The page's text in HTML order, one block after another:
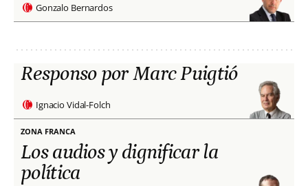
Gonzalo Bernardos
Responso por Marc Puigtió
Ignacio Vidal-Folch
ZONA FRANCA
Los audios y dignificar la
política